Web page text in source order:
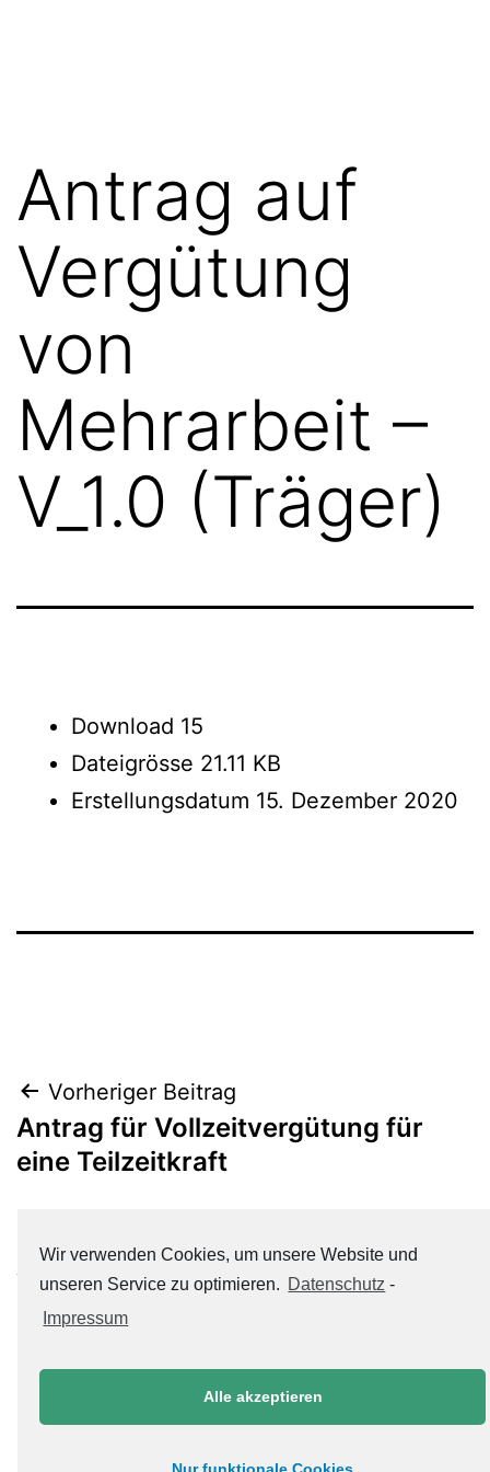
Antrag auf
Vergütung
von
Mehrarbeit –
V_1.0 (Träger)
Download 15
Dateigrösse 21.11 KB
Erstellungsdatum 15. Dezember 2020
Beitrags-
Navigation
Vorheriger Beitrag
Antrag für Vollzeitvergütung für
eine Teilzeitkraft
Antrag für den Besuch einer
Fortbildung
Wir verwenden Cookies, um unsere Website und
unseren Service zu optimieren. Datenschutz -
Impressum
Alle akzeptieren